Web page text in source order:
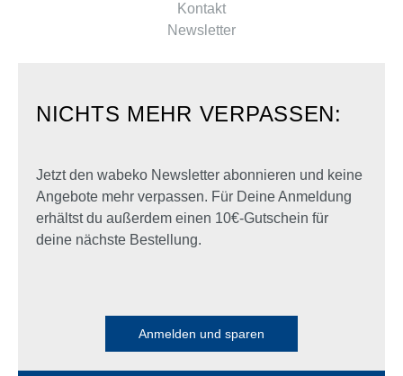
Kontakt
Newsletter
NICHTS MEHR VERPASSEN:
Jetzt den wabeko Newsletter abonnieren und keine
Angebote mehr verpassen. Für Deine Anmeldung
erhältst du außerdem einen 10€-Gutschein für
deine nächste Bestellung.
Anmelden und sparen